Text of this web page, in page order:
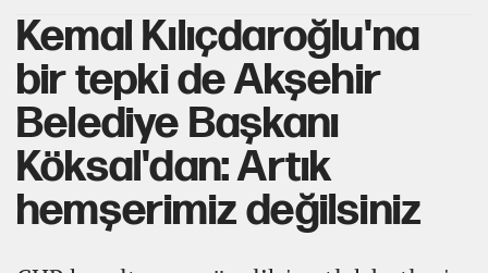
Kemal Kılıçdaroğlu'na
bir tepki de Akşehir
Belediye Başkanı
Köksal'dan: Artık
hemşerimiz değilsiniz